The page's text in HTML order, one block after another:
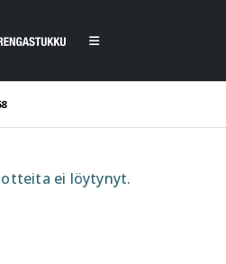
ei löytynyt.